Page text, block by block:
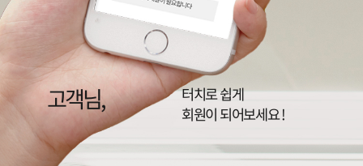
NC, 뉴코아, 2001, 팩토리, 동아
정보를 확인하세요
고객님,
터치로 쉽게
회원이 되어보세요 !
이랜드리테일,